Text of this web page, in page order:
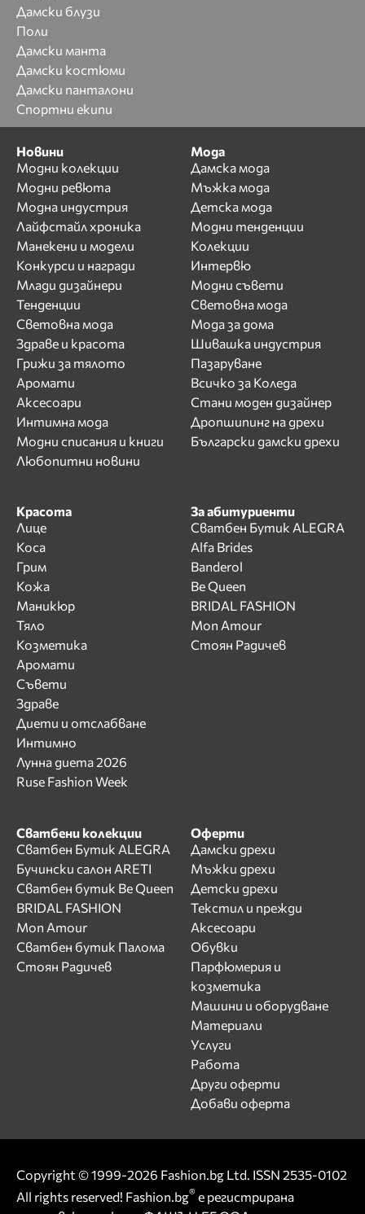
Дамски блузи
Поли
Дамски манта
Дамски костюми
Дамски панталони
Спортни екипи
Новини
Модни колекции
Модни ревюта
Модна индустрия
Лайфстайл хроника
Манекени и модели
Конкурси и награди
Млади дизайнери
Тенденции
Световна мода
Здраве и красота
Грижи за тялото
Аромати
Аксесоари
Интимна мода
Модни списания и книги
Любопитни новини
Мода
Дамска мода
Мъжка мода
Детска мода
Модни тенденции
Колекции
Интервю
Модни съвети
Световна мода
Мода за дома
Шивашка индустрия
Пазаруване
Всичко за Коледа
Стани моден дизайнер
Дропшипинг на дрехи
Български дамски дрехи
Красота
Лице
Коса
Грим
Кожа
Маникюр
Тяло
Козметика
Аромати
Съвети
Здраве
Диети и отслабване
Интимно
Лунна диета 2026
Ruse Fashion Week
За абитуриенти
Сватбен Бутик ALEGRA
Alfa Brides
Banderol
Be Queen
BRIDAL FASHION
Mon Amour
Стоян Радичев
Сватбени колекции
Сватбен Бутик ALEGRA
Бучински салон ARETI
Сватбен бутик Be Queen
BRIDAL FASHION
Mon Amour
Сватбен бутик Палома
Стоян Радичев
Оферти
Дамски дрехи
Мъжки дрехи
Детски дрехи
Текстил и прежди
Аксесоари
Обувки
Парфюмерия и
козметика
Машини и оборудване
Материали
Услуги
Работа
Други оферти
Добави оферта
Copyright © 1999-2026 Fashion.bg Ltd. ISSN 2535-0102
All rights reserved! Fashion.bg® е регистрирана